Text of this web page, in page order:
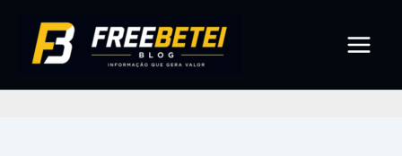
conteúdo